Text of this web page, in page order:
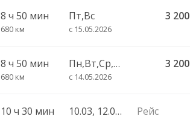
8 ч 50 мин
680 км
Пт,Вс
с 15.05.2026
3 200
8 ч 50 мин
680 км
Пн,Вт,Ср,Чт,Сб
с 14.05.2026
3 200
10 ч 30 мин 10.03, 12.03, 18.03, 20.03, 26.03, 28.03, 03.04, 05.04, 11.04, 13.04, 19.04, 21.04, 27.04, 29.04, 05.05, 07.05, 13.05, 15.05, 21.05, 23.05, 29.05, 31.05, 06.06, 08.06, 14.06, 16.06, 22.06, 24.06, 30.06, 06.07, 08.07, 14.07
Рейс